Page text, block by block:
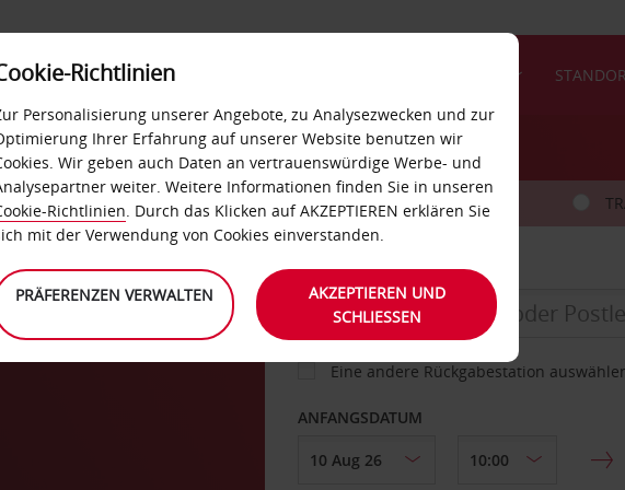
SELF-SERVICES
FAHRZEUG
ABHOLEN VON
Eine andere Rückgabestation
ANFANGSDATUM
Richtlinien
Personalisierung unserer Angebote, zu Analysezwecken und zur
Ihrer Erfahrung auf unserer Website benutzen wir
Wir geben auch Daten an vertrauenswürdige Werbe- und
weiter. Weitere Informationen finden Sie in unseren
Richtlinien. Durch das Klicken auf AKZEPTIEREN erklären Sie
mit der Verwendung von Cookies einverstanden.
PRÄFERENZEN VERWALTEN
AKZEPTIEREN UND
SCHLIESSEN